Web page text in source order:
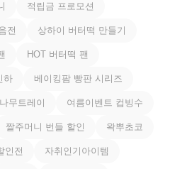
적립금 프로모션
전 상하이 버터떡 만들기
HOT 버터떡 팬
하 베이킹팜 빵판 시리즈
나무트레이 여름이벤트 컵빙수
짤주머니 번들 할인 왁뿌초코
인전 자취인기아이템